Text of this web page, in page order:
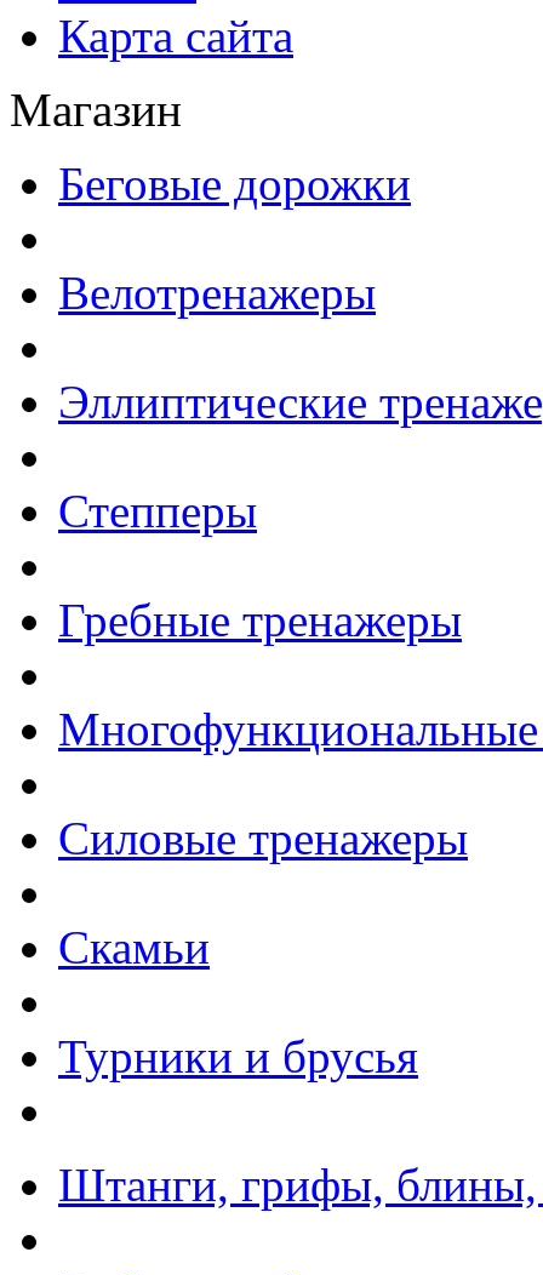
Карта сайта
Магазин
Беговые дорожки
Велотренажеры
Эллиптические
Степперы
Гребные тренажеры
Силовые тренажеры
Скамьи
Турники и брусья
Штанги, грифы, блины,